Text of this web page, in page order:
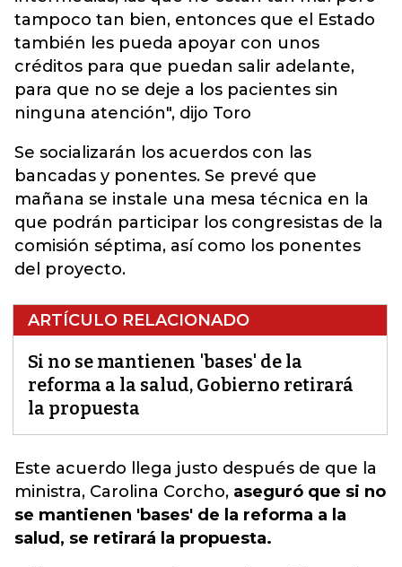
tampoco tan bien, entonces que el Estado
también les pueda apoyar con unos
créditos para que puedan salir adelante,
para que no se deje a los pacientes sin
ninguna atención", dijo Toro
Se socializarán los acuerdos con las
bancadas y ponentes. Se prevé que
mañana se instale una mesa técnica en la
que podrán participar los congresistas de la
comisión séptima, así como los ponentes
del proyecto.
ARTÍCULO RELACIONADO
Si no se mantienen 'bases' de la
reforma a la salud, Gobierno retirará
la propuesta
Este acuerdo llega justo después de que la
ministra, Carolina Corcho, aseguró que si no
se mantienen 'bases' de la reforma a la
salud, se retirará la propuesta.